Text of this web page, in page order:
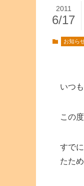
2011
6/17
お知ら
いつ
この
すでに
たた